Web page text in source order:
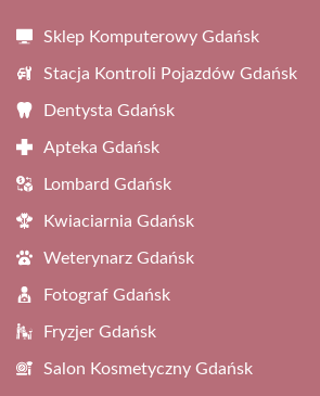
Sklep Komputerowy Gdańsk
Stacja Kontroli Pojazdów Gdańsk
Dentysta Gdańsk
Apteka Gdańsk
Lombard Gdańsk
Kwiaciarnia Gdańsk
Weterynarz Gdańsk
Fotograf Gdańsk
Fryzjer Gdańsk
Salon Kosmetyczny Gdańsk